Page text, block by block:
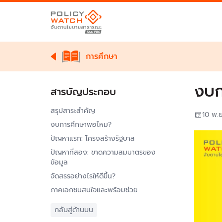
การศึกษา
สารบัญประกอบ
สรุปสาระสำคัญ
งบการศึกษาพอไหม?
ปัญหาแรก: โครงสร้างรัฐบาล
ปัญหาที่สอง: ขาดความสมมาตรของ
ข้อมูล
จัดสรรอย่างไรให้ดีขึ้น?
ภาคเอกชนสนใจและพร้อมช่วย
กลับสู่ด้านบน
งบ
10 พ.